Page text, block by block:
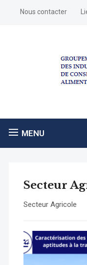
Nous contacter
MENU
Secteur
Secteur Agricole